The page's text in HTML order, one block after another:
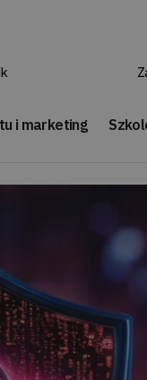
i marketing